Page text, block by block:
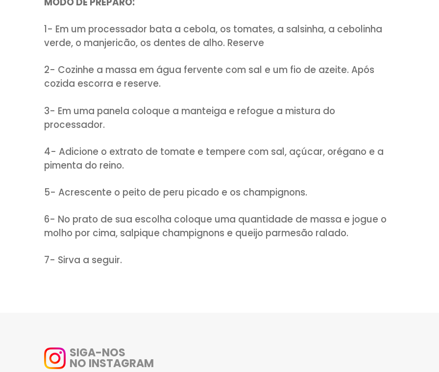
Sal e pimenta do reino a gosto
4 tomates inteiros maduros
1 lata de extrato de tomate
1 colher (sopa) de orégano
Queijo parmesão ralado para salpicar
MODO DE PREPARO:
1- Em um processador bata a cebola, os tomates, a salsinha, a
2- Cozinhe a massa em água fervente com sal e um fio de azeite. Após
cozida escorra e reserve.
pimenta do reino.